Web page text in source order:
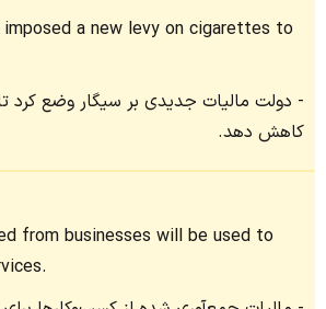
a new levy on cigarettes to
دولت مالیات جدیدی بر سیگار وضع کرد
کاهش دهد.
from businesses will be used to